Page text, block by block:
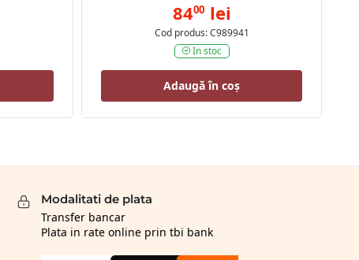
8400 lei
Cod produs: C989941
In stoc
Adaugă în coș
Modalitati de plata
Transfer bancar
Plata in rate online prin tbi bank